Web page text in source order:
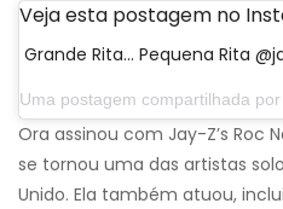
Veja esta postagem no
Grande Rita… Pequena Rita
Uma postagem compartilhada por
Ora assinou com Jay-Z’s Roc
se tornou uma das artistas
Unido. Ela também atuou,